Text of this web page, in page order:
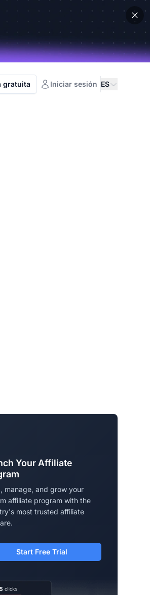
gratuita Iniciar sesión ES
Your Affiliate
manage, and grow your
affiliate program with the
most trusted affiliate
Start Free Trial